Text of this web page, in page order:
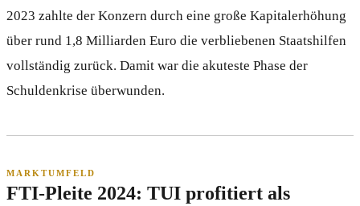
2023 zahlte der Konzern durch eine große Kapitalerhöhung
über rund 1,8 Milliarden Euro die verbliebenen Staatshilfen
vollständig zurück. Damit war die akuteste Phase der
Schuldenkrise überwunden.
MARKTUMFELD
FTI-Pleite 2024: TUI profitiert als